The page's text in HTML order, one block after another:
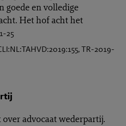
goede en volledige
Het hof acht het
25
TR-2019-
over advocaat wederpartij.